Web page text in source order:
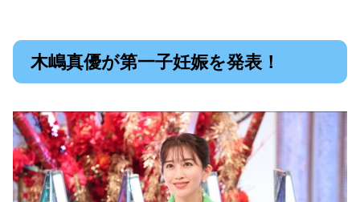
木嶋真優が第一子妊娠を発表！